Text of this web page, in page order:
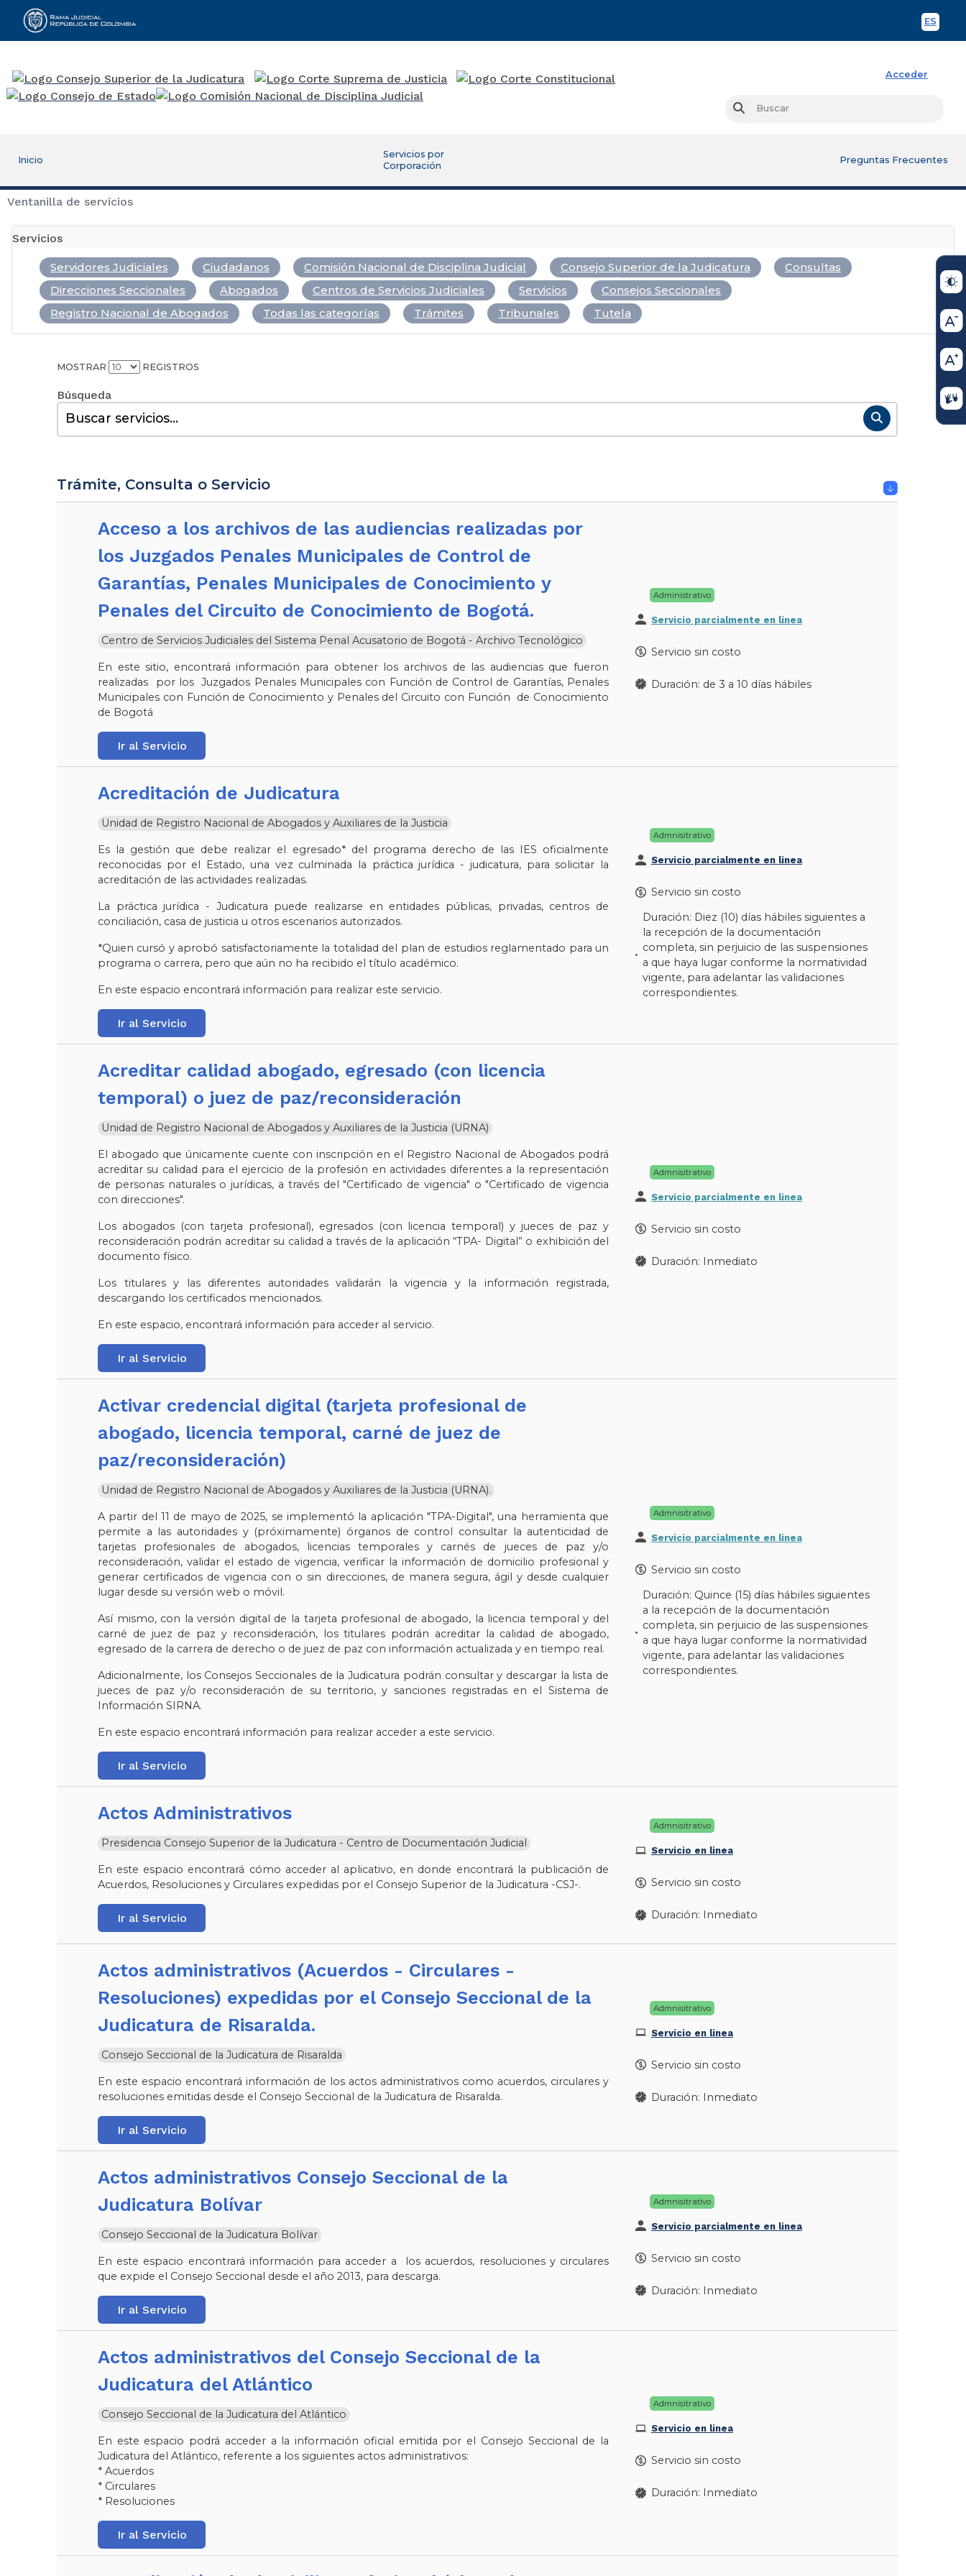
ES
Rama Judicial
Acceder
Buscar
Inicio
Servicios por
Corporación
Preguntas Frecuentes
Ventanilla de servicios
Servicios
Abogados Centros de Servicios Judiciales
Ciudadanos Comisión Nacional de Disciplina Judicial
Consejo Superior de la Judicatura
Consejos Seccionales
Consultas
Direcciones Seccionales
Registro Nacional de Abogados
Servicios
Servidores Judiciales
Todas las categorías Trámites Tribunales Tutela
MOSTRAR REGISTROS
Buscar:
Trámite, Consulta o Servicio
Acceso a los archivos de las audiencias realizadas por
los Juzgados Penales Municipales de Control de
Garantías, Penales Municipales de Conocimiento y
Penales del Circuito de Conocimiento de Bogotá.
Centro de Servicios Judiciales del Sistema Penal Acusatorio de Bogotá - Archivo Tecnológico
En este sitio, encontrará información para obtener los archivos de las audiencias que fueron
realizadas por los Juzgados Penales Municipales con Función de Control de Garantías, Penales
Municipales con Función de Conocimiento y Penales del Circuito con Función de Conocimiento
de Bogotá
Ir al Servicio
Administrativo
Servicio parcialmente en linea
Servicio sin costo
Duración: de 3 a 10 días hábiles
Acreditación de Judicatura
Unidad de Registro Nacional de Abogados y Auxiliares de la Justicia
Es la gestión que debe realizar el egresado* del programa derecho de las IES oficialmente
reconocidas por el Estado, una vez culminada la práctica jurídica - judicatura, para solicitar la
acreditación de las actividades realizadas.
La práctica jurídica - Judicatura puede realizarse en entidades públicas, privadas, centros de
conciliación, casa de justicia u otros escenarios autorizados.
*Quien cursó y aprobó satisfactoriamente la totalidad del plan de estudios reglamentado para un
programa o carrera, pero que aún no ha recibido el título académico.
En este espacio encontrará información para realizar este servicio.
Ir al Servicio
Admnisitrativo
Servicio parcialmente en linea
Servicio sin costo
Duración: Diez (10) días hábiles siguientes a
la recepción de la documentación
completa, sin perjuicio de las suspensiones
a que haya lugar conforme la normatividad
vigente, para adelantar las validaciones
correspondientes.
Acreditar calidad abogado, egresado (con licencia
temporal) o juez de paz/reconsideración
Unidad de Registro Nacional de Abogados y Auxiliares de la Justicia (URNA)
El abogado que únicamente cuente con inscripción en el Registro Nacional de Abogados podrá
acreditar su calidad para el ejercicio de la profesión en actividades diferentes a la representación
de personas naturales o jurídicas, a través del "Certificado de vigencia" o "Certificado de vigencia
con direcciones".
Los abogados (con tarjeta profesional), egresados (con licencia temporal) y jueces de paz y
reconsideración podrán acreditar su calidad a través de la aplicación “TPA- Digital” o exhibición del
documento físico.
Los titulares y las diferentes autoridades validarán la vigencia y la información registrada,
descargando los certificados mencionados.
En este espacio, encontrará información para acceder al servicio.
Ir al Servicio
Admnisitrativo
Servicio parcialmente en linea
Servicio sin costo
Duración: Inmediato
Activar credencial digital (tarjeta profesional de
abogado, licencia temporal, carné de juez de
paz/reconsideración)
Unidad de Registro Nacional de Abogados y Auxiliares de la Justicia (URNA).
A partir del 11 de mayo de 2025, se implementó la aplicación "TPA-Digital", una herramienta que
permite a las autoridades y (próximamente) órganos de control consultar la autenticidad de
tarjetas profesionales de abogados, licencias temporales y carnés de jueces de paz y/o
reconsideración, validar el estado de vigencia, verificar la información de domicilio profesional y
generar certificados de vigencia con o sin direcciones, de manera segura, ágil y desde cualquier
lugar desde su versión web o móvil.
Así mismo, con la versión digital de la tarjeta profesional de abogado, la licencia temporal y del
carné de juez de paz y reconsideración, los titulares podrán acreditar la calidad de abogado,
egresado de la carrera de derecho o de juez de paz con información actualizada y en tiempo real.
Adicionalmente, los Consejos Seccionales de la Judicatura podrán consultar y descargar la lista de
jueces de paz y/o reconsideración de su territorio, y sanciones registradas en el Sistema de
Información SIRNA.
En este espacio encontrará información para realizar acceder a este servicio.
Ir al Servicio
Admnisitrativo
Servicio parcialmente en linea
Servicio sin costo
Duración: Quince (15) días hábiles siguientes
a la recepción de la documentación
completa, sin perjuicio de las suspensiones
a que haya lugar conforme la normatividad
vigente, para adelantar las validaciones
correspondientes.
Actos Administrativos
Presidencia Consejo Superior de la Judicatura - Centro de Documentación Judicial
En este espacio encontrará cómo acceder al aplicativo, en donde encontrará la publicación de
Acuerdos, Resoluciones y Circulares expedidas por el Consejo Superior de la Judicatura -CSJ-.
Ir al Servicio
Admnisitrativo
Servicio en linea
Servicio sin costo
Duración: Inmediato
Actos administrativos (Acuerdos - Circulares -
Resoluciones) expedidas por el Consejo Seccional de la
Judicatura de Risaralda.
Consejo Seccional de la Judicatura de Risaralda
En este espacio encontrará información de los actos administrativos como acuerdos, circulares y
resoluciones emitidas desde el Consejo Seccional de la Judicatura de Risaralda.
Ir al Servicio
Admnisitrativo
Servicio en linea
Servicio sin costo
Duración: Inmediato
Actos administrativos Consejo Seccional de la
Judicatura Bolívar
Consejo Seccional de la Judicatura Bolívar
En este espacio encontrará información para acceder a los acuerdos, resoluciones y circulares
que expide el Consejo Seccional desde el año 2013, para descarga.
Ir al Servicio
Admnisitrativo
Servicio parcialmente en linea
Servicio sin costo
Duración: Inmediato
Actos administrativos del Consejo Seccional de la
Judicatura del Atlántico
Consejo Seccional de la Judicatura del Atlántico
En este espacio podrá acceder a la información oficial emitida por el Consejo Seccional de la
Judicatura del Atlántico, referente a los siguientes actos administrativos:
* Acuerdos
* Circulares
* Resoluciones
Ir al Servicio
Admnisitrativo
Servicio en linea
Servicio sin costo
Duración: Inmediato